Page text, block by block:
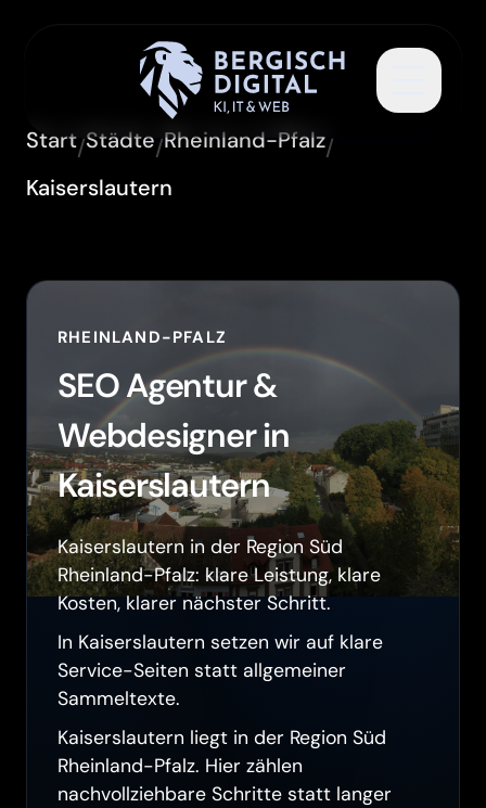
Toggle
Start/Städte/Rheinland-Pfalz/
Kaiserslautern
RHEINLAND-PFALZ
SEO Agentur &
Webdesigner in
Kaiserslautern
Kaiserslautern in der Region Süd
Rheinland-Pfalz: klare Leistung, klare
Kosten, klarer nächster Schritt.
In Kaiserslautern setzen wir auf klare
Service-Seiten statt allgemeiner
Sammeltexte.
Kaiserslautern liegt in der Region Süd
Rheinland-Pfalz. Hier zählen
nachvollziehbare Schritte statt langer